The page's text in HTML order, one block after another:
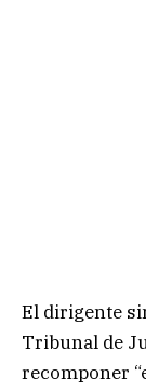
El dirigente
Tribunal de
recomponer